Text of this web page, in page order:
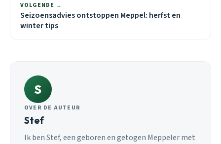
VOLGENDE →
Seizoensadvies ontstoppen Meppel: herfst en
winter tips
S
OVER DE AUTEUR
Stef
Ik ben Stef, een geboren en getogen Meppeler met